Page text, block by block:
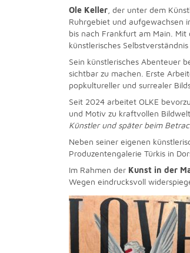
Ole Keller , der unter dem
Ruhrgebiet und aufgewachsen
bis nach Frankfurt am Main.
künstlerisches Selbstverständnis
Sein künstlerisches Abenteuer
sichtbar zu machen. Erste
popkultureller und surrealer
Seit 2024 arbeitet OLKE
und Motiv zu kraftvollen
Künstler und später beim
Neben seiner eigenen
Produzentengalerie Türkis in
Im Rahmen der Kunst in der
Wegen eindrucksvoll